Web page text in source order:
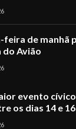
de manhã
do Avião
evento
os dias 14 e